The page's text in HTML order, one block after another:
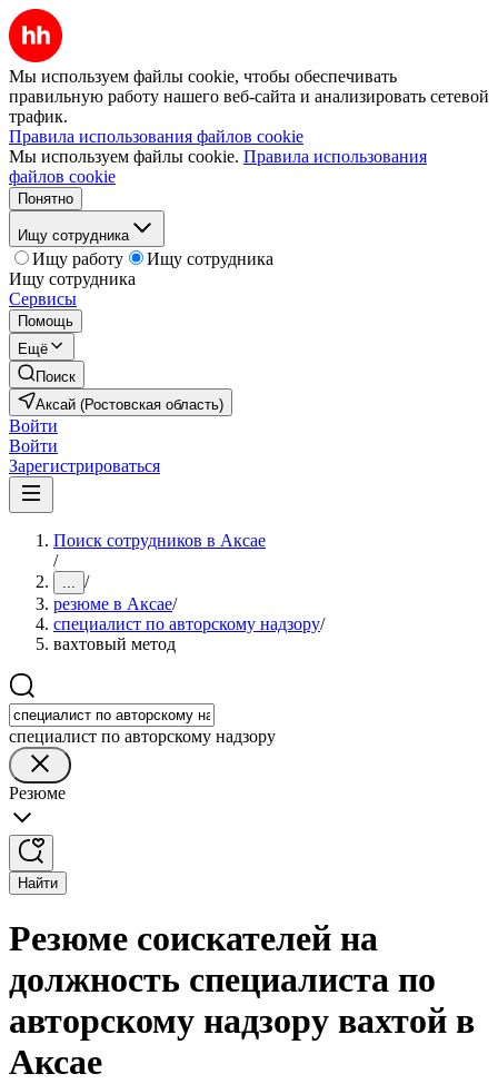
Мы используем файлы cookie, чтобы обеспечивать
правильную работу нашего веб-сайта и анализировать сетевой
трафик.
Правила использования файлов cookie
Мы используем файлы cookie. Правила использования
файлов cookie
Понятно
Ищу сотрудника
Ищу работу
Ищу сотрудника
Ищу сотрудника
Сервисы
Помощь
Ещё
Поиск
Аксай (Ростовская область)
Войти
Войти
Зарегистрироваться
Поиск сотрудников в Аксае
/
... /
резюме в Аксае/
специалист по авторскому надзору/
вахтовый метод
специалист по авторскому надзору
Резюме
Найти
Резюме соискателей на
должность специалиста по
авторскому надзору вахтой в
Аксае